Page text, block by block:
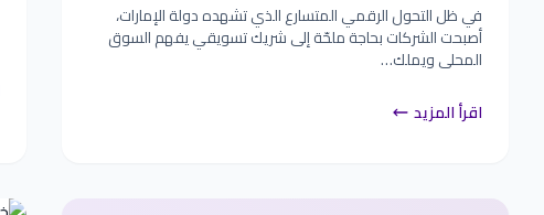
في ظل التحول الرقمي المتسارع الذي تشهده دولة الإمارات،
أصبحت الشركات بحاجة ملحّة إلى شريك تسويقي يفهم السوق
المحلي ويملك…
اقرأ المزيد